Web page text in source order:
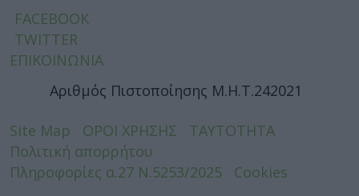
FACEBOOK
TWITTER
ΕΠΙΚΟΙΝΩΝΙΑ
Αριθμός Πιστοποίησης Μ.Η.Τ.242021
Site Map ΟΡΟΙ ΧΡΗΣΗΣ
ΤΑΥΤΟΤΗΤΑ
Πολιτική απορρήτου
Πληροφορίες α.27 Ν.5253/2025
Cookies